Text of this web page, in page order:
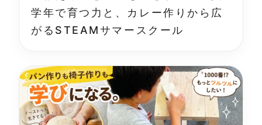
学年で育つ力と、カレー作りから広
がるSTEAMサマースクール